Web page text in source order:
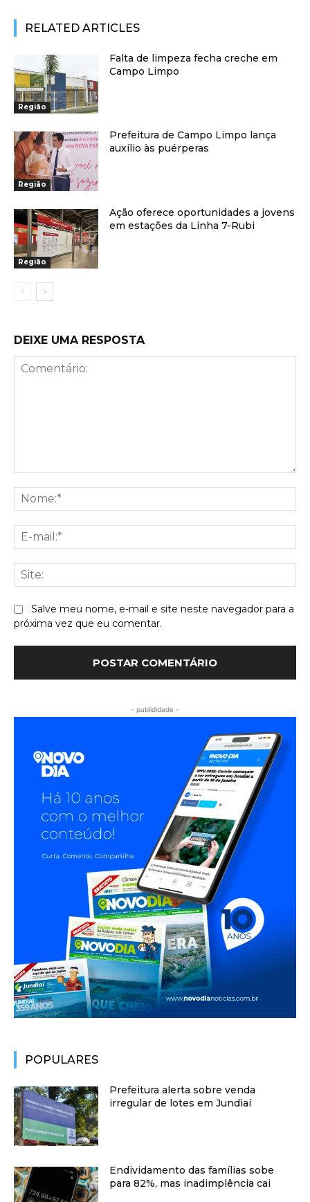
RELATED ARTICLES
Região
Falta de limpeza fecha creche em
Campo Limpo
Região
Prefeitura de Campo Limpo lança
auxílio às puérperas
Região
Ação oferece oportunidades a jovens
em estações da Linha 7-Rubi
DEIXE UMA RESPOSTA
Salve meu nome, e-mail e site neste navegador para a
próxima vez que eu comentar.
- publididade -
POPULARES
Prefeitura alerta sobre venda
irregular de lotes em Jundiaí
Endividamento das famílias sobe
para 82%, mas inadimplência cai